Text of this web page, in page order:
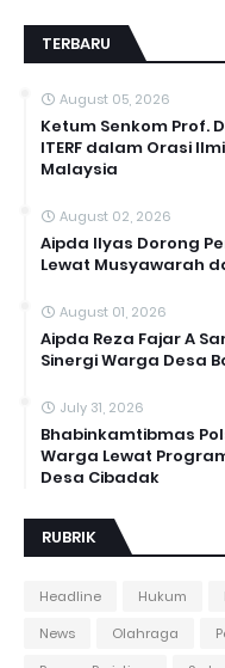
TERBARU
August 05, 2026
Ketum Senkom Prof.
ITERF dalam Orasi
Malaysia
August 02, 2026
Aipda Ilyas Dorong
Lewat Musyawarah
August 01, 2026
Aipda Reza Fajar A
Sinergi Warga Desa
July 31, 2026
Bhabinkamtibmas
Warga Lewat
Desa Cibadak
RUBRIK
Headline Hukum
News
Olahraga